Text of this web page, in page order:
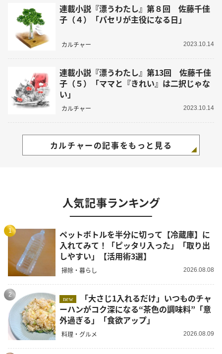
連載小説『漂うわたし』第８回 佐藤千佳
子（４）「パセリが主役になる日」
カルチャー 2023.10.14
連載小説『漂うわたし』第13回 佐藤千佳
子（５）「ママと『きれい』は二択じゃな
い」
カルチャー 2023.10.14
カルチャーの記事をもっと見る
人気記事ランキング
1
ペットボトルを半分に切って【冷蔵庫】に
入れてみて！「ピッタリ入った」「取り出
しやすい」【活用術3選】
掃除・暮らし 2026.08.08
2
new
ーハンがコク深になる“茶色の調味料”「意
外過ぎる」「食欲アップ」
料理・グルメ 2026.08.09